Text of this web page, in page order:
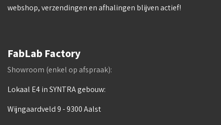
webshop, verzendingen en afhalingen blijven actief!
FabLab Factory
Showroom (enkel op afspraak):
Lokaal E4 in SYNTRA gebouw:
Wijngaardveld 9 - 9300 Aalst